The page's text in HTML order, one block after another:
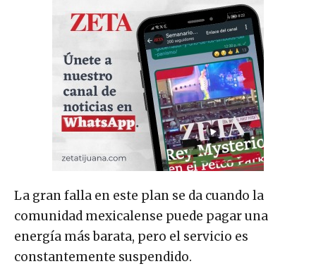
La gran falla en este plan se da cuando la
comunidad mexicalense puede pagar una
energía más barata, pero el servicio es
constantemente suspendido.